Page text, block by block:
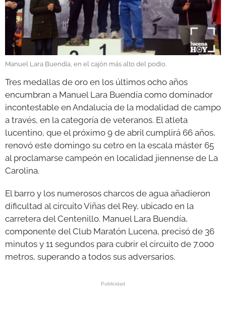
Manuel Lara Buendía, en el cajón más alto del podio.
Tres medallas de oro en los últimos ocho años
encumbran a Manuel Lara Buendía como dominador
incontestable en Andalucía de la modalidad de campo
a través, en la categoría de veteranos. El atleta
lucentino, que el próximo 9 de abril cumplirá 66 años,
renovó este domingo su cetro en la escala máster 65
al proclamarse campeón en localidad jiennense de La
Carolina.
El barro y los numerosos charcos de agua añadieron
dificultad al circuito Viñas del Rey, ubicado en la
carretera del Centenillo. Manuel Lara Buendía,
componente del Club Maratón Lucena, precisó de 36
minutos y 11 segundos para cubrir el circuito de 7.000
metros, superando a todos sus adversarios.